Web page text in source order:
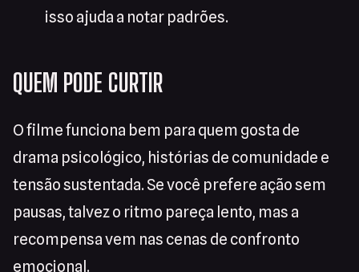
isso ajuda a notar padrões.
QUEM PODE CURTIR
O filme funciona bem para quem gosta de
drama psicológico, histórias de comunidade e
tensão sustentada. Se você prefere ação sem
pausas, talvez o ritmo pareça lento, mas a
recompensa vem nas cenas de confronto
emocional.